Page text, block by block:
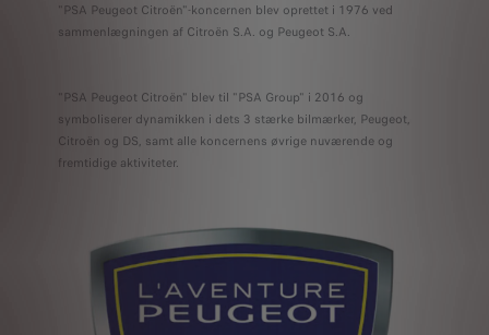
"PSA Peugeot Citroën"-koncernen blev oprettet i 1976 ved
sammenlægningen af ​​Citroën S.A. og Peugeot S.A.
"PSA Peugeot Citroën" blev til "PSA Group" i 2016 og
symboliserer dynamikken i dets 3 stærke bilmærker, Peugeot,
Citroën og DS, samt alle koncernens øvrige nuværende og
fremtidige aktiviteter.